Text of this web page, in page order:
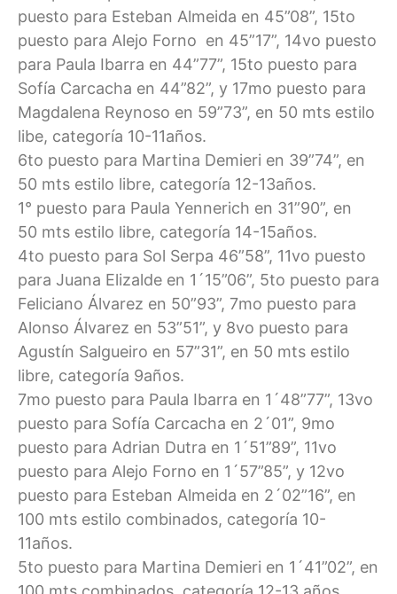
puesto para Esteban Almeida en 45”08”, 15to
puesto para Alejo Forno en 45”17”, 14vo puesto
para Paula Ibarra en 44”77”, 15to puesto para
Sofía Carcacha en 44”82”, y 17mo puesto para
Magdalena Reynoso en 59”73”, en 50 mts estilo
libe, categoría 10-11años.
6to puesto para Martina Demieri en 39”74”, en
50 mts estilo libre, categoría 12-13años.
1° puesto para Paula Yennerich en 31”90”, en
50 mts estilo libre, categoría 14-15años.
4to puesto para Sol Serpa 46”58”, 11vo puesto
para Juana Elizalde en 1´15”06”, 5to puesto para
Feliciano Álvarez en 50”93”, 7mo puesto para
Alonso Álvarez en 53”51”, y 8vo puesto para
Agustín Salgueiro en 57”31”, en 50 mts estilo
libre, categoría 9años.
7mo puesto para Paula Ibarra en 1´48”77”, 13vo
puesto para Sofía Carcacha en 2´01”, 9mo
puesto para Adrian Dutra en 1´51”89”, 11vo
puesto para Alejo Forno en 1´57”85”, y 12vo
puesto para Esteban Almeida en 2´02”16”, en
100 mts estilo combinados, categoría 10-
11años.
5to puesto para Martina Demieri en 1´41”02”, en